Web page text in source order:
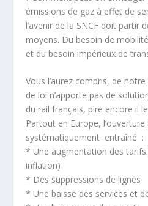
émissions de gaz à effet de
l’avenir de la SNCF doit partir
moyens. Du besoin de
et du besoin impérieux de
Vous l’aurez compris, de
de loi n’apporte pas de
du rail français, pire encore il
Partout en Europe,
systématiquement entraîné :
* Une augmentation des tarifs
inflation)
* Des suppressions de lignes
* Une baisse des services et